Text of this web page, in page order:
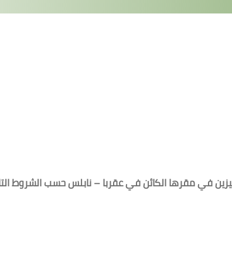
في مقرها الكائن في عقربا – نابلس حسب الشروط